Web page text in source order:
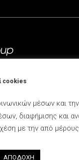
cookies
μέσων και
διαφήμισης και
με την από
ΑΠΟΔΟΧΗ